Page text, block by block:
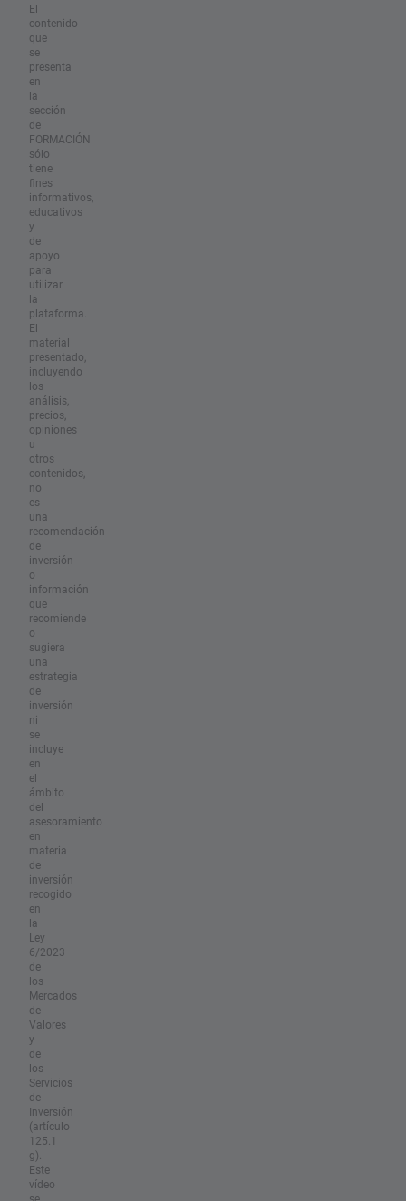
El
contenido
que
se
presenta
en
la
sección
de
FORMACIÓN
sólo
tiene
fines
informativos,
educativos
y
de
apoyo
para
utilizar
la
plataforma.
El
material
presentado,
incluyendo
los
análisis,
precios,
opiniones
u
otros
contenidos,
no
es
una
recomendación
de
inversión
o
información
que
recomiende
o
sugiera
una
estrategia
de
inversión
ni
se
incluye
en
el
ámbito
del
asesoramiento
en
materia
de
inversión
recogido
en
la
Ley
6/2023
de
los
Mercados
de
Valores
y
de
los
Servicios
de
Inversión
(artículo
125.1
g).
Este
vídeo